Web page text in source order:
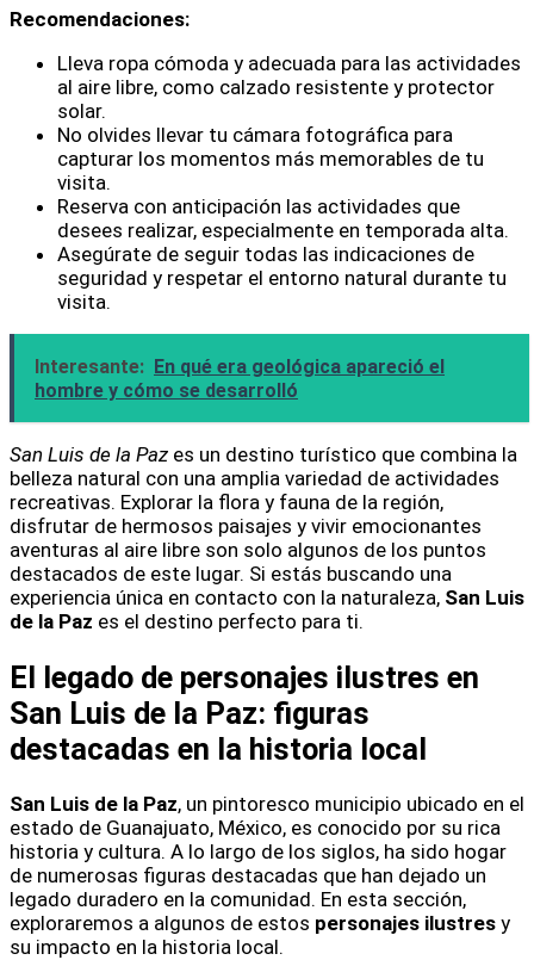
Recomendaciones:
Lleva ropa cómoda y adecuada para las actividades
al aire libre, como calzado resistente y protector
solar.
No olvides llevar tu cámara fotográfica para
capturar los momentos más memorables de tu
visita.
Reserva con anticipación las actividades que
desees realizar, especialmente en temporada alta.
Asegúrate de seguir todas las indicaciones de
seguridad y respetar el entorno natural durante tu
visita.
Interesante: En qué era geológica apareció el
hombre y cómo se desarrolló
San Luis de la Paz es un destino turístico que combina la
belleza natural con una amplia variedad de actividades
recreativas. Explorar la flora y fauna de la región,
disfrutar de hermosos paisajes y vivir emocionantes
aventuras al aire libre son solo algunos de los puntos
destacados de este lugar. Si estás buscando una
experiencia única en contacto con la naturaleza, San Luis
de la Paz es el destino perfecto para ti.
El legado de personajes ilustres en
San Luis de la Paz: figuras
destacadas en la historia local
San Luis de la Paz, un pintoresco municipio ubicado en el
estado de Guanajuato, México, es conocido por su rica
historia y cultura. A lo largo de los siglos, ha sido hogar
de numerosas figuras destacadas que han dejado un
legado duradero en la comunidad. En esta sección,
exploraremos a algunos de estos personajes ilustres y
su impacto en la historia local.